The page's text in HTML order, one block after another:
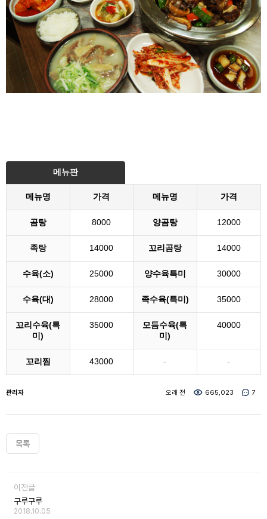
메뉴판
메뉴명 가격 메뉴명 가격
곰탕 8000 양곰탕 12000
족탕 14000 꼬리곰탕 14000
수육(소) 25000 양수육특미 30000
수육(대) 28000 족수육(특미) 35000
꼬리수육(특
미)
35000
모듬수육(특
미)
40000
꼬리찜 43000 - -
관리자 오래 전 665,023 7
목록
이전글
구루구루
2018.10.05